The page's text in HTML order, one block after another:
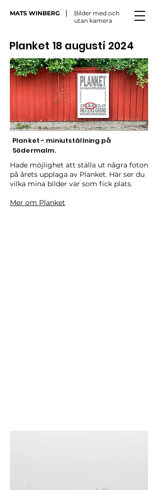
MATS WINBERG
Bilder med och
utan kamera
Planket 18 augusti 2024
Planket - miniutställning på
Södermalm.
Hade möjlighet att ställa ut några foton
på årets upplaga av Planket. Här ser du
vilka mina bilder var som fick plats.
Mer om Planket